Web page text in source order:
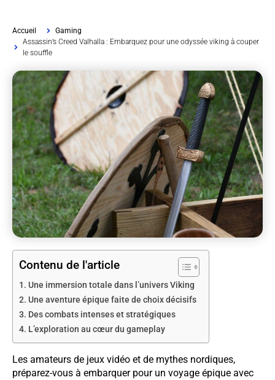
Accueil
Gaming
Assassin’s Creed Valhalla : Embarquez pour une odyssée viking à couper
le souffle
Contenu de l'article
Une immersion totale dans l’univers Viking
Une aventure épique faite de choix décisifs
Des combats intenses et stratégiques
L’exploration au cœur du gameplay
Les amateurs de jeux vidéo et de mythes nordiques,
préparez-vous à embarquer pour un voyage épique avec